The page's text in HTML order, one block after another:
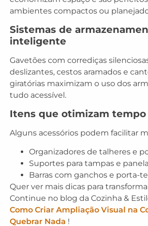
ambientes compactos ou
Sistemas de
inteligente
Gavetões com corrediças
deslizantes, cestos aramados e
giratórias maximizam o uso dos
tudo acessível.
Itens que otimizam tempo
Alguns acessórios podem facilitar
Organizadores de talheres e
Suportes para tampas e
Barras com ganchos e porta-
Quer ver mais dicas para
Continue no blog da Cozinha &
Como Criar Ampliação Visual na
Quebrar Nada !